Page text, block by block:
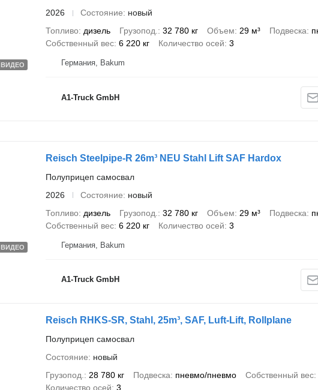
ВИДЕО
2026
Состояние
новый
Топливо
дизель Грузопод. 32 780 кг Объем 29 м³ Подвеска
Собственный вес 6 220 кг Количество осей 3
Германия, Bakum
A1-Truck GmbH
ВИДЕО
Reisch Steelpipe-R 26m³ NEU Stahl Lift SAF Hardox
Полуприцеп самосвал
2026
Состояние
новый
Топливо
дизель Грузопод. 32 780 кг Объем 29 м³ Подвеска
Собственный вес 6 220 кг Количество осей 3
Германия, Bakum
A1-Truck GmbH
Reisch RHKS-SR, Stahl, 25m³, SAF, Luft-Lift, Rollplane
Полуприцеп самосвал
Состояние
новый
Грузопод.
28 780 кг Подвеска пневмо/пневмо Собственный вес
Количество осей 3